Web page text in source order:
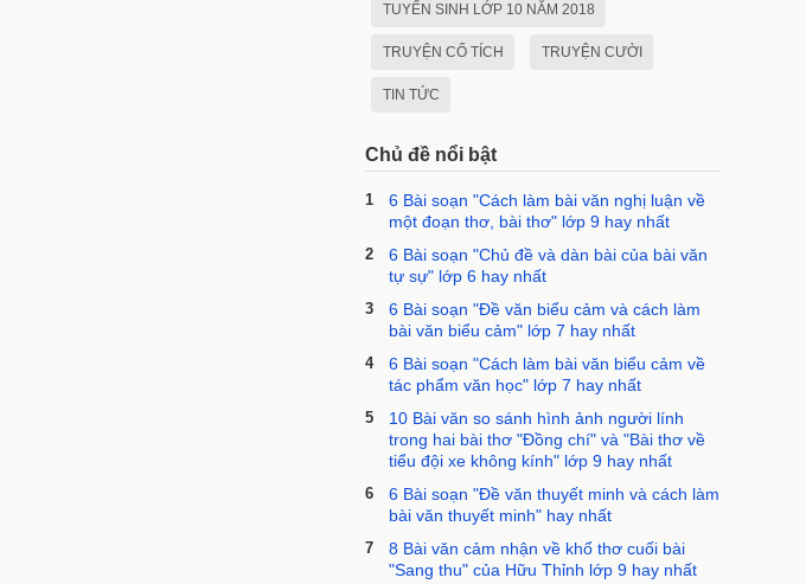
TUYỂN SINH LỚP 10 NĂM 2018
TRUYỆN CỔ TÍCH TRUYỆN CƯỜI
TIN TỨC
Chủ đề nổi bật
1
6 Bài soạn "Cách làm bài văn nghị luận về
một đoạn thơ, bài thơ" lớp 9 hay nhất
2
6 Bài soạn "Chủ đề và dàn bài của bài văn
tự sự" lớp 6 hay nhất
3
6 Bài soạn "Đề văn biểu cảm và cách làm
bài văn biểu cảm" lớp 7 hay nhất
4
6 Bài soạn "Cách làm bài văn biểu cảm về
tác phẩm văn học" lớp 7 hay nhất
5
10 Bài văn so sánh hình ảnh người lính
trong hai bài thơ "Đồng chí" và "Bài thơ về
tiểu đội xe không kính" lớp 9 hay nhất
6
6 Bài soạn "Đề văn thuyết minh và cách làm
bài văn thuyết minh" hay nhất
7
8 Bài văn cảm nhận về khổ thơ cuối bài
"Sang thu" của Hữu Thỉnh lớp 9 hay nhất